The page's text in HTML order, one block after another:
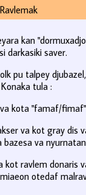
Ravlemak
kan
darkasiki saver.
pu talpey
tula :
kota "famaf/
va kot gray dis
bazesa va
kot ravlem donaris
otedaf